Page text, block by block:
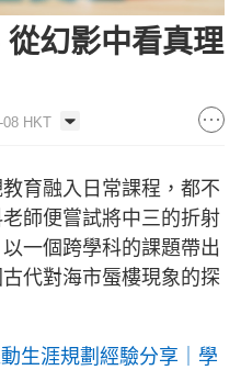
幻影中看真理
08 HKT
育融入日常課程，都不
師便嘗試將中三的折射
一個跨學科的課題帶出
代對海市蜃樓現象的探
生涯規劃經驗分享｜學